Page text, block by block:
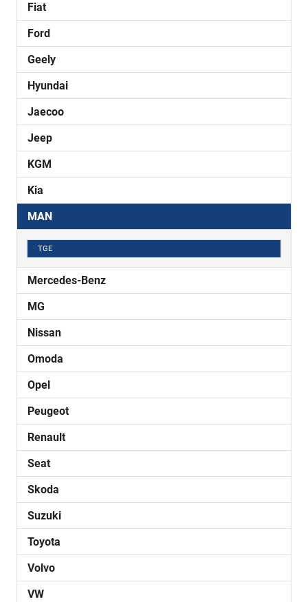
Fiat
Ford
Geely
Hyundai
Jaecoo
Jeep
KGM
Kia
MAN
TGE
Mercedes-Benz
MG
Nissan
Omoda
Opel
Peugeot
Renault
Seat
Skoda
Suzuki
Toyota
Volvo
VW